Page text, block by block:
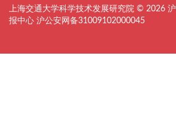
上海交通大学科学技术发展研究院 © 2026
报中心 沪公安网备31009102000045